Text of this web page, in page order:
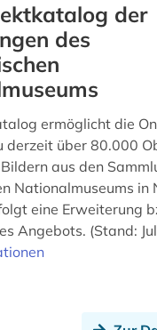
Militärwissenschaft (0)
Musikwissenschaft (0)
Pädagogik (0)
Philosophie (0)
Politologie (0)
der
des
ermöglicht die
derzeit über 80.000
aus den
Nationalmuseums in
eine Erweiterung
Angebots. (Stand: